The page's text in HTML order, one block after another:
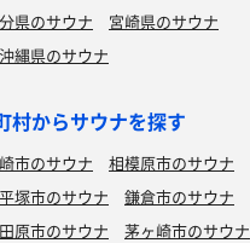
県のサウナ
宮崎県のサウナ
沖縄県のサウナ
村からサウナを探す
市のサウナ
相模原市のサウナ
平塚市のサウナ
鎌倉市のサウナ
原市のサウナ
茅ヶ崎市のサウナ